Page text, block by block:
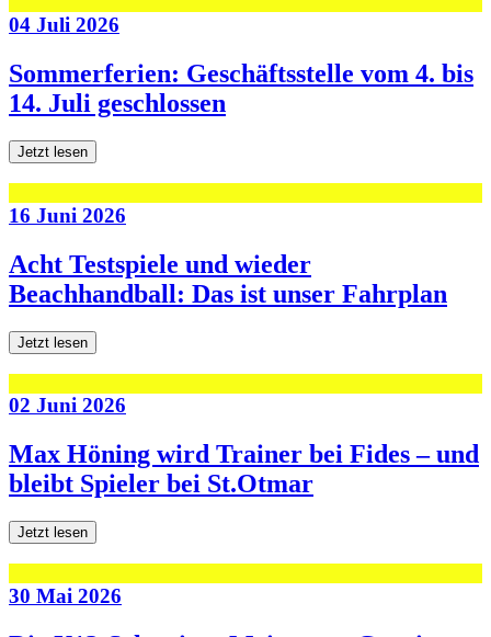
04 Juli 2026
Sommerferien: Geschäftsstelle vom 4. bis
14. Juli geschlossen
Jetzt lesen
16 Juni 2026
Acht Testspiele und wieder
Beachhandball: Das ist unser Fahrplan
Jetzt lesen
02 Juni 2026
Max Höning wird Trainer bei Fides – und
bleibt Spieler bei St.Otmar
Jetzt lesen
30 Mai 2026